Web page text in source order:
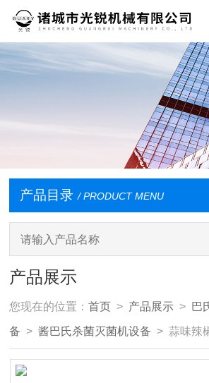
产品目录 / PRODUCT MENU
产品展示
您现在的位置：首页 > 产品展示 > 巴
备 >酱巴氏杀菌灭菌机设备 > 蒜味辣